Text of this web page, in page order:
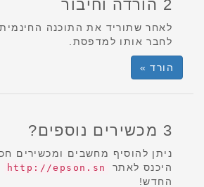
2 הורדה וחיבור
לאחר שתוריד את התוכנה
לחבר אותו למדפסת.
הורד »
3 מכשירים נוספים?
ניתן להוסיף מחשבים ומכשירים
היכנס לאתר
http://epson.sn
החדש!